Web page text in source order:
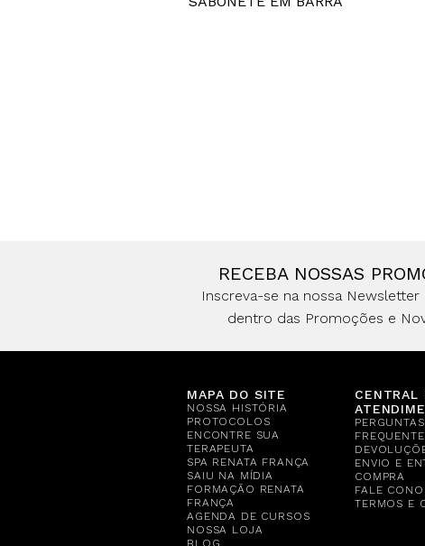
RECEBA NOSSAS
Inscreva-se na nossa
dentro das Promoções e
MAPA DO SITE
NOSSA HISTÓRIA
PROTOCOLOS
ENCONTRE SUA
TERAPEUTA
SPA RENATA FRANÇA
SAIU NA MÍDIA
FORMAÇÃO RENATA
FRANÇA
AGENDA DE CURSOS
NOSSA LOJA
BLOG
CENTRAL
PERGUNTAS
ENVIO E
COMPRA
FALE
TERMOS E